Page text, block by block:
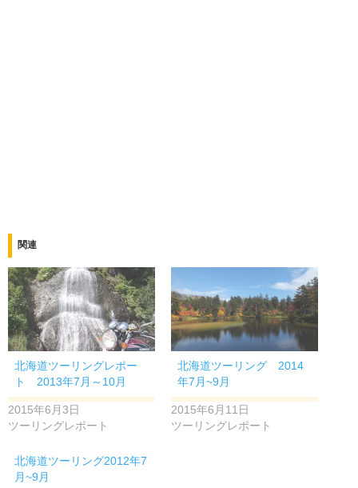
関連
北海道ツーリングレポー
ト 2013年7月～10月
2015年6月3日
ツーリングレポート
北海道ツーリング 2014
年7月~9月
2015年6月11日
ツーリングレポート
北海道ツーリング2012年7
月~9月